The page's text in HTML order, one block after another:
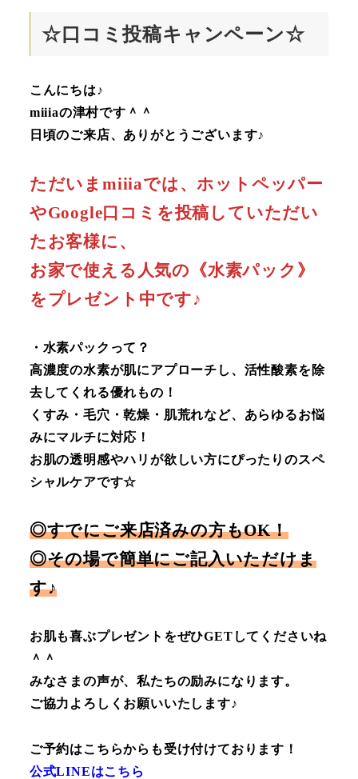
☆口コミ投稿キャンペーン☆
こんにちは♪
miiiaの津村です＾＾
日頃のご来店、ありがとうございます♪
ただいまmiiiaでは、ホットペッパー
やGoogle口コミを投稿していただい
たお客様に、
お家で使える人気の《水素パック》
をプレゼント中です♪
・水素パックって？
高濃度の水素が肌にアプローチし、活性酸素を除
去してくれる優れもの！
くすみ・毛穴・乾燥・肌荒れなど、あらゆるお悩
みにマルチに対応！
お肌の透明感やハリが欲しい方にぴったりのスペ
シャルケアです☆
◎すでにご来店済みの方もOK！
◎その場で簡単にご記入いただけま
す♪
お肌も喜ぶプレゼントをぜひGETしてくださいね
＾＾
みなさまの声が、私たちの励みになります。
ご協力よろしくお願いいたします♪
ご予約はこちらからも受け付けております！
公式LINEはこちら